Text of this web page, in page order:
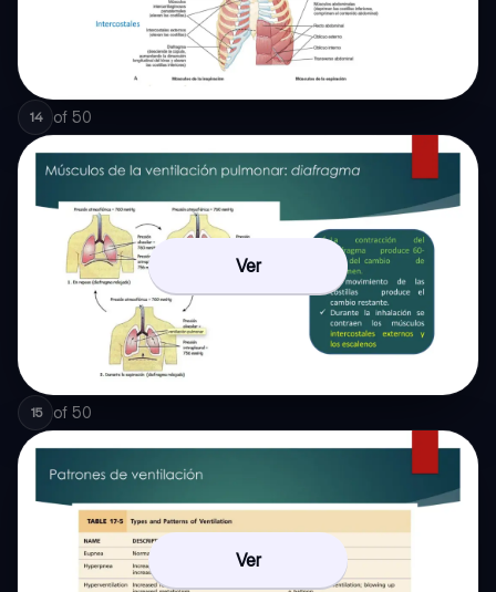
14 of 50
Ver
15 of 50
Ver